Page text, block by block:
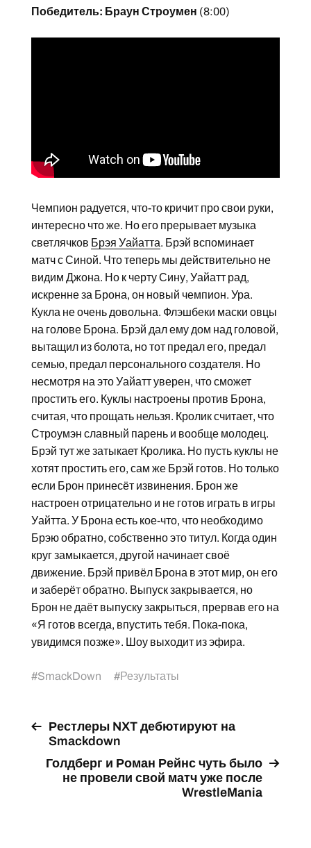
Победитель: Браун Строумен (8:00)
Чемпион радуется, что-то кричит про свои руки,
интересно что же. Но его прерывает музыка
светлячков Брэя Уайатта. Брэй вспоминает
матч с Синой. Что теперь мы действительно не
видим Джона. Но к черту Сину, Уайатт рад,
искренне за Брона, он новый чемпион. Ура.
Кукла не очень довольна. Флэшбеки маски овцы
на голове Брона. Брэй дал ему дом над головой,
вытащил из болота, но тот предал его, предал
семью, предал персонального создателя. Но
несмотря на это Уайатт уверен, что сможет
простить его. Куклы настроены против Брона,
считая, что прощать нельзя. Кролик считает, что
Строумэн славный парень и вообще молодец.
Брэй тут же затыкает Кролика. Но пусть куклы не
хотят простить его, сам же Брэй готов. Но только
если Брон принесёт извинения. Брон же
настроен отрицательно и не готов играть в игры
Уайтта. У Брона есть кое-что, что необходимо
Брэю обратно, собственно это титул. Когда один
круг замыкается, другой начинает своё
движение. Брэй привёл Брона в этот мир, он его
и заберёт обратно. Выпуск закрывается, но
Брон не даёт выпуску закрыться, прервав его на
«Я готов всегда, впустить тебя. Пока-пока,
увидимся позже». Шоу выходит из эфира.
#SmackDown #Результаты
Рестлеры NXT дебютируют на
Smackdown
Голдберг и Роман Рейнс чуть было
не провели свой матч уже после
WrestleMania